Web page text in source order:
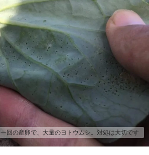
一回の産卵で、大量のヨトウムシ。対処は大切です